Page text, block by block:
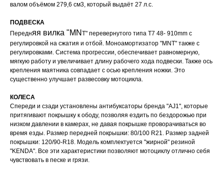
валом объёмом 279,6 см3, который выдаёт 27 л.с.
ПОДВЕСКА
Передняя вилка "MN T" перевернутого типа T7 48- 910mm с
регулировкой на сжатия и отбой. Моноамортизатор "MNT" также с
регулировками. Система прогрессии, обеспечивает равномерную,
мягкую работу и увеличивает длину рабочего хода подвески. Также ось
крепления маятника совпадает с осью крепления ножки. Это
существенно улучшает развесовку мотоцикла.
КОЛЕСА
Спереди и сзади установлены антибуксаторы бренда "AJ1", которые
притягивают покрышку к ободу, позволяя ездить по бездорожью при
низком давлении в камерах, не давая покрышке проворачиваться во
время езды. Размер передней покрышки: 80/100 R21. Размер задней
покрышки: 120/90-R18. Модель комплектуется "жирной" резиной
"KENDA". Все эти характеристики позволяют мотоциклу отлично себя
чувствовать в песке и грязи.